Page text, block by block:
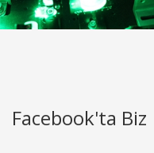
Facebook'ta Biz